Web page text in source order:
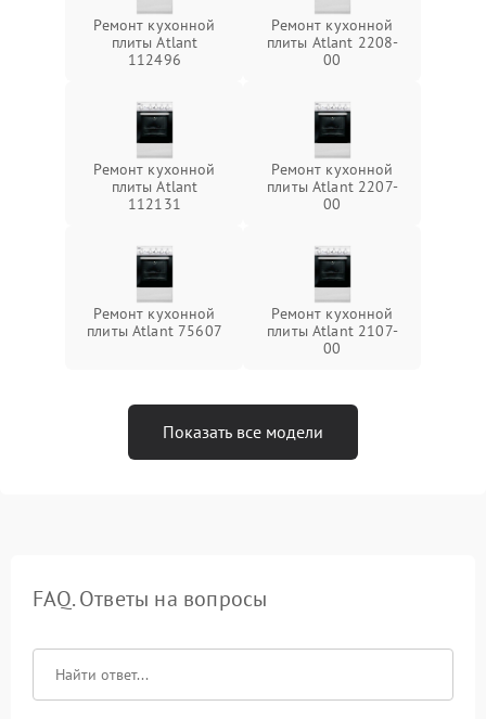
Ремонт кухонной
плиты Atlant
112496
Ремонт кухонной
плиты Atlant 2208-
00
Ремонт кухонной
плиты Atlant
112131
Ремонт кухонной
плиты Atlant 2207-
00
Ремонт кухонной
плиты Atlant 75607
Ремонт кухонной
плиты Atlant 2107-
00
Показать все модели
FAQ. Ответы на вопросы